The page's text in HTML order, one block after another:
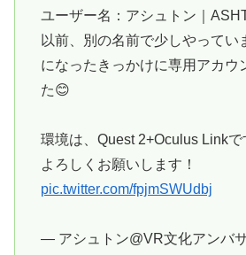
ユーザー名：アシュトン｜
以前、別の名前で少しやってい
になったきっかけに専用アカウ
た😊
環境は、Quest 2+Oculus Linkで
よろしくお願いします！
pic.twitter.com/fpjmSWUdbj
— アシュトン@VR文化アンバ